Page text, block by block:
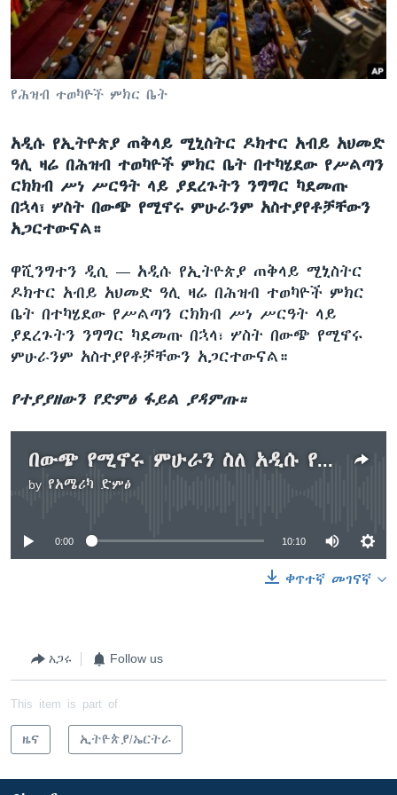
ቋንቋዎች
የሕዝብ ተወካዮች ምክር ቤት
አዲሱ የኢትዮጵያ ጠቅላይ ሚኒስትር ዶክተር አብይ አህመድ
ዓሊ ዛሬ በሕዝብ ተወካዮች ምክር ቤት በተካሄደው የሥልጣን
ርክክብ ሥነ ሥርዓት ላይ ያደረጉትን ንግግር ካደመጡ
በኋላ፣ ሦስት በውጭ የሚኖሩ ምሁራንም አስተያየቶቻቸውን
አጋርተውናል።
ዋሺንግተን ዲሲ — አዲሱ የኢትዮጵያ ጠቅላይ ሚኒስትር
ዶክተር አብይ አህመድ ዓሊ ዛሬ በሕዝብ ተወካዮች ምክር
ቤት በተካሄደው የሥልጣን ርክክብ ሥነ ሥርዓት ላይ
ያደረጉትን ንግግር ካደመጡ በኋላ፣ ሦስት በውጭ የሚኖሩ
ምሁራንም አስተያየቶቻቸውን አጋርተውናል።
የተያያዘውን የድምፅ ፋይል ያዳምጡ።
በውጭ የሚኖሩ ምሁራን ስለ አዲሱ የኢትዮጵያ ጠ/ሚኒስትር
by የአሜሪካ ድምፅ
No media source currently available
0:00 10:10
ቀጥተኛ መገናኛ
አጋሩ Follow us
This item is part of
ዜና ኢትዮጵያ/ኤርትራ